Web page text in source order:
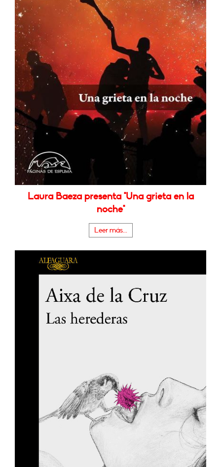
Laura Baeza presenta "Una grieta en la
noche"
Leer más...